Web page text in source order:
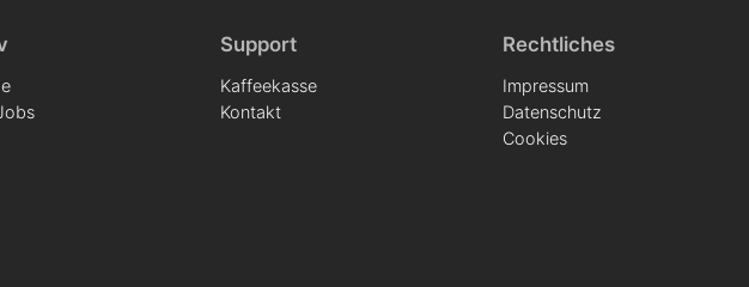
Support
Kaffeekasse
Kontakt
Rechtliches
Impressum
Datenschutz
Cookies